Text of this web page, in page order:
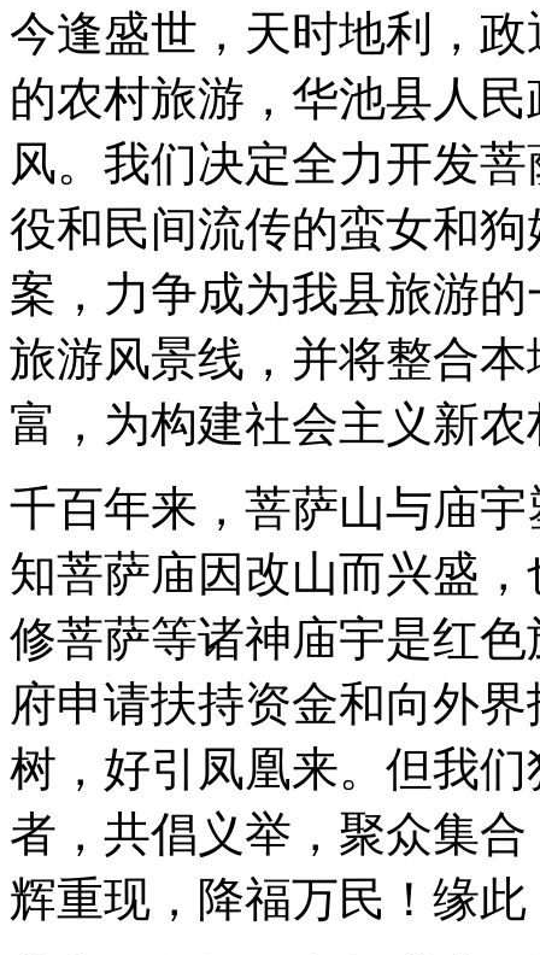
今逢盛世，天时地利，
的农村旅游，华池县人
风。我们决定全力开发
役和民间流传的蛮女和
案，力争成为我县旅游
旅游风景线，并将整合
富，为构建社会主义新
千百年来，菩萨山与庙
知菩萨庙因改山而兴盛
修菩萨等诸神庙宇是红
府申请扶持资金和向外
树，好引凤凰来。但我
者，共倡义举，聚众集
辉重现，降福万民！缘